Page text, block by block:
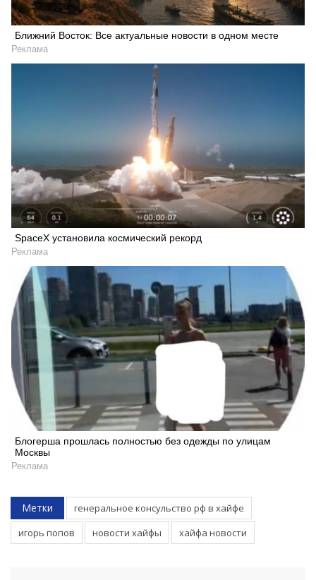
Ближний Восток: Все актуальные новости в одном месте
Реклама
SpaceX установила космический рекорд
Реклама
Блогерша прошлась полностью без одежды по улицам
Москвы
Реклама
Метки
генеральное консульство рф в хайфе
игорь попов
новости хайфы хайфа новости